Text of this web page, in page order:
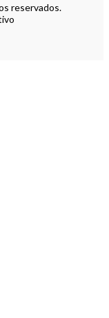
reservados.